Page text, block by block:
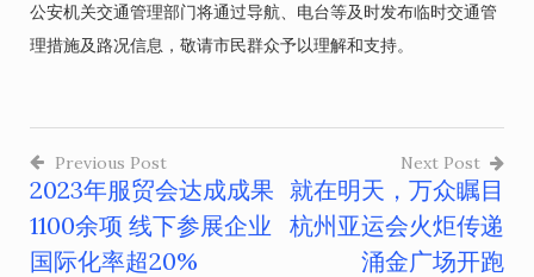
公安机关交通管理部门将通过导航、电台等及时发布临时交通管
理措施及路况信息，敬请市民群众予以理解和支持。
文
章
Previous Post
2023年服贸会达成成果
1100余项 线下参展企业
国际化率超20%
Next Post
就在明天，万众瞩目
杭州亚运会火炬传递
涌金广场开跑